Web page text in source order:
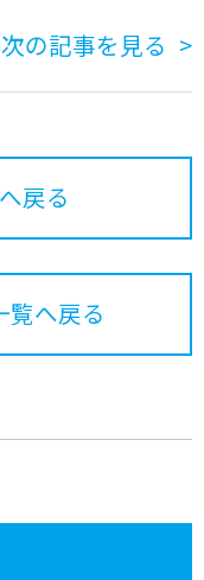
次の記事を見る
戻る
覧へ戻る